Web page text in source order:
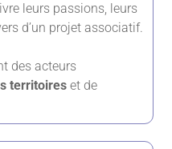
leurs passions, leurs
d’un projet associatif.
des acteurs
territoires et de